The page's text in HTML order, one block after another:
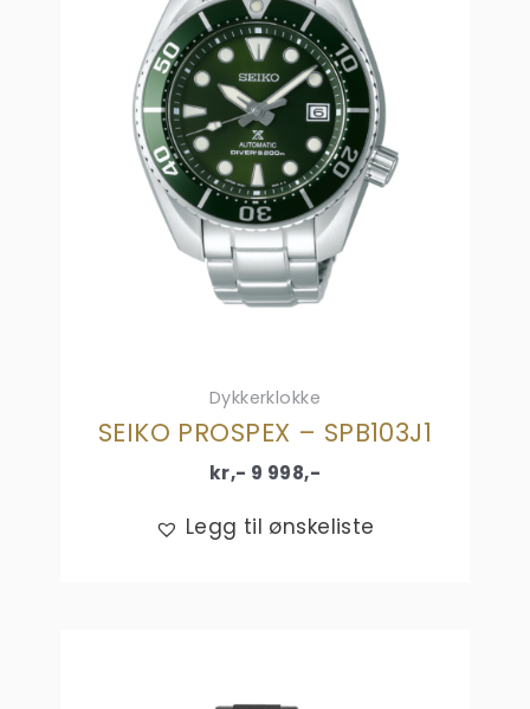
Dykkerklokke
SEIKO PROSPEX – SPB103J1
kr,- 9 998,-
Legg til ønskeliste